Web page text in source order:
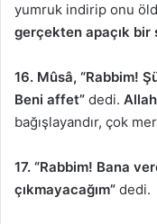
yumruk indirip onu
gerçekten apaçık bir
16. Mûsâ, “Rabbim!
Beni affet” dedi. Allah
bağışlayandır, çok
17. “Rabbim! Bana
çıkmayacağım” dedi.